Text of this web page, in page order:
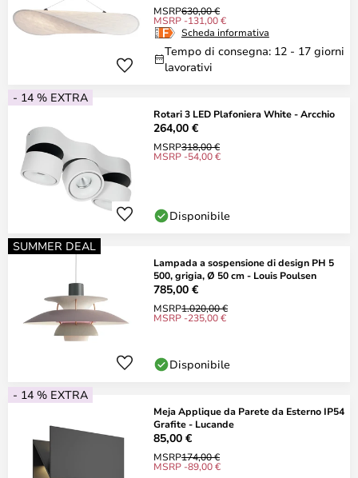
MSRP630,00 €
MSRP -131,00 €
Scheda informativa
Tempo di consegna: 12 - 17 giorni
lavorativi
- 14 % EXTRA
Rotari 3 LED Plafoniera White - Arcchio
264,00 €
MSRP318,00 €
MSRP -54,00 €
Disponibile
SUMMER DEAL
Lampada a sospensione di design PH 5
500, grigia, Ø 50 cm - Louis Poulsen
785,00 €
MSRP1.020,00 €
MSRP -235,00 €
Disponibile
- 14 % EXTRA
Meja Applique da Parete da Esterno IP54
Grafite - Lucande
85,00 €
MSRP174,00 €
MSRP -89,00 €